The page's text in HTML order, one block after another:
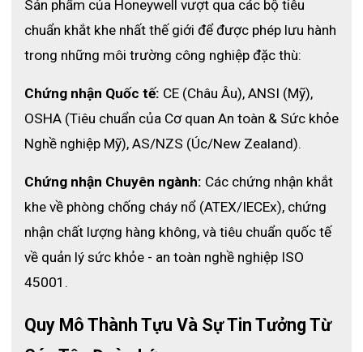
Hoàn toàn có thể sử dụng cho tay trái hoặc phải
- Cổ tay khóa bằng các nút ấn và có thể điều chỉnh
- Chất lượng cao của lưới giúp giảm thiểu số lần sửa chữa, và
Thông số kỹ thuật
Sản phẩm của Honeywell vượt qua các bộ tiêu
chuẩn khắt khe nhất thế giới để được phép lưu hành
trong những môi trường công nghiệp đặc thù:
Chứng nhận Quốc tế: CE (Châu Âu), ANSI (Mỹ),
OSHA (Tiêu chuẩn của Cơ quan An toàn & Sức khỏe
Nghề nghiệp Mỹ), AS/NZS (Úc/New Zealand).
Chứng nhận Chuyên ngành: Các chứng nhận khắt
khe về phòng chống cháy nổ (ATEX/IECEx), chứng
nhận chất lượng hàng không, và tiêu chuẩn quốc tế
về quản lý sức khỏe - an toàn nghề nghiệp ISO
45001.
Quy Mô Thành Tựu Và Sự Tin Tưởng Từ